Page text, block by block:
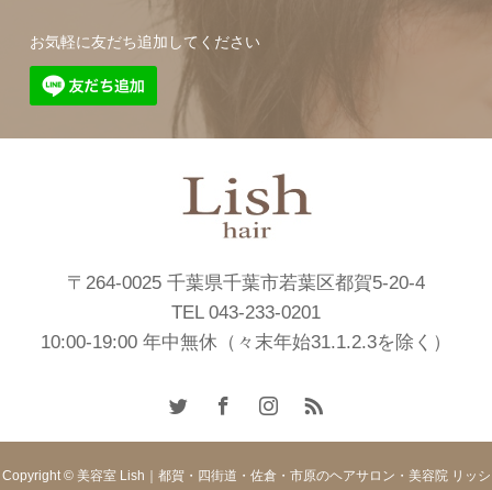
お気軽に友だち追加してください
〒264-0025 千葉県千葉市若葉区都賀5-20-4
TEL 043-233-0201
10:00-19:00 年中無休（々末年始31.1.2.3を除く）
Copyright © 美容室 Lish｜都賀・四街道・佐倉・市原のヘアサロン・美容院 リッシ